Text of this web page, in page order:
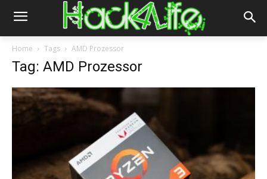
Home Tags AMD Prozessor
Tag: AMD Prozessor